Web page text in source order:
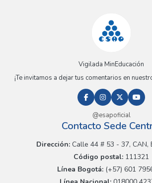
Vigilada MinEducación
¡Te invitamos a dejar tus comentarios en
@esapoficial
Contacto Sede
Dirección:Calle 44 # 53 - 37, CAN,
Código postal: 111321
Línea Bogotá:(+57) 601